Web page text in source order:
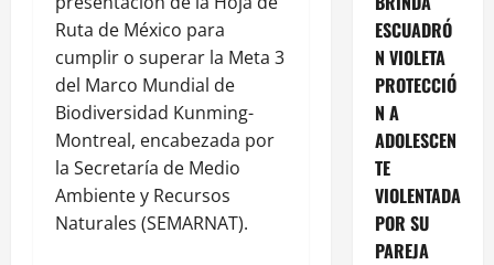
Ruta de México para
cumplir o superar la Meta 3
del Marco Mundial de
Biodiversidad Kunming-
Montreal, encabezada por
la Secretaría de Medio
Ambiente y Recursos
Naturales (SEMARNAT).
ESCUADRÓ
N VIOLETA
PROTECCIÓ
N A
ADOLESCEN
TE
VIOLENTADA
POR SU
PAREJA